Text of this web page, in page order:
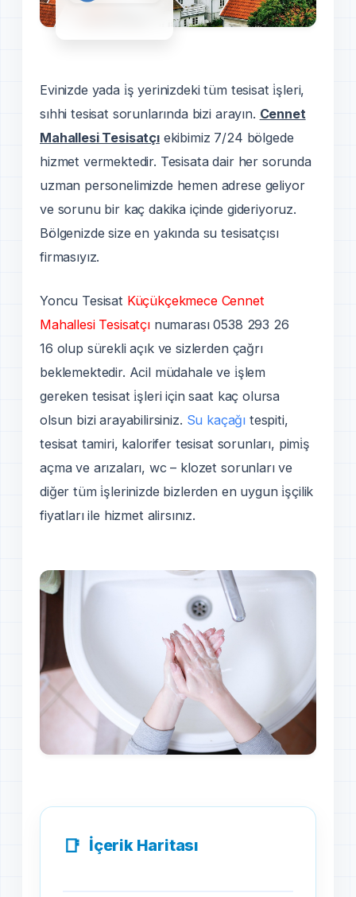
Evinizde yada i̇ş yerinizdeki tüm tesisat i̇şleri,
sıhhi tesisat sorunlarında bizi arayın. Cennet
Mahallesi Tesisatçıekibimiz 7/24 bölgede
hizmet vermektedir. Tesisata dair her sorunda
uzman personelimizde hemen adrese geliyor
ve sorunu bir kaç dakika içinde gideriyoruz.
Bölgenizde size en yakında su tesisatçısı
firmasıyız.
Yoncu Tesisat Küçükçekmece Cennet
Mahallesi Tesisatçınumarası 0538 293 26
16 olup sürekli açık ve sizlerden çağrı
beklemektedir. Acil müdahale ve i̇şlem
gereken tesisat i̇şleri için saat kaç olursa
olsun bizi arayabilirsiniz. Su kaçağı tespiti,
tesisat tamiri, kalorifer tesisat sorunları, pimi̇ş
açma ve arızaları, wc – klozet sorunları ve
diğer tüm i̇şlerinizde bizlerden en uygun i̇şçilik
fiyatları ile hizmet alirsınız.
İçerik Haritası